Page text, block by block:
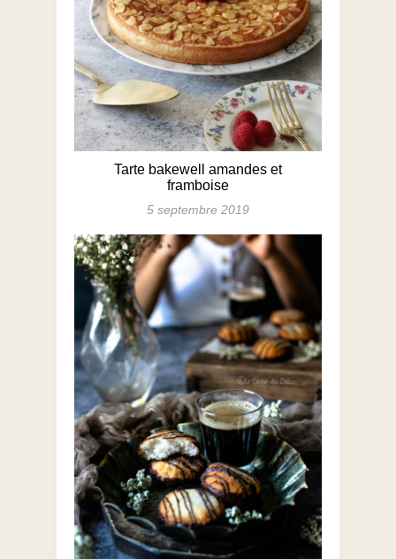
Tarte bakewell amandes et
framboise
5 septembre 2019